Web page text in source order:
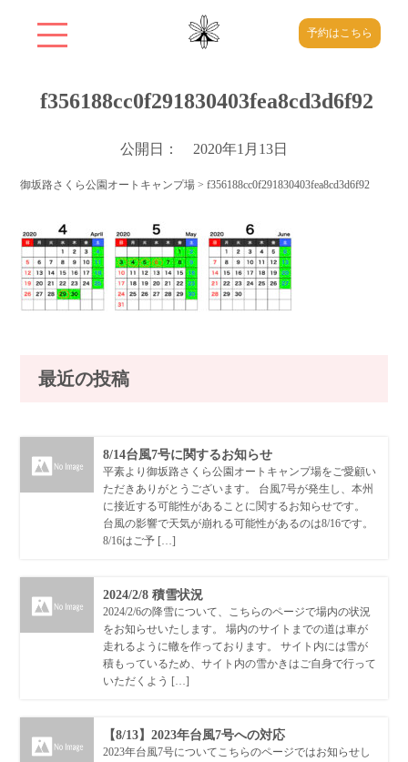
予約はこちら
f356188cc0f291830403fea8cd3d6f92
公開日： 2020年1月13日
御坂路さくら公園オートキャンプ場 >f356188cc0f291830403fea8cd3d6f92
最近の投稿
8/14台風7号に関するお知らせ
平素より御坂路さくら公園オートキャンプ場をご愛顧い
ただきありがとうございます。 台風7号が発生し、本州
に接近する可能性があることに関するお知らせです。
台風の影響で天気が崩れる可能性があるのは8/16です。
8/16はご予 […]
2024/2/8 積雪状況
2024/2/6の降雪について、こちらのページで場内の状況
をお知らせいたします。 場内のサイトまでの道は車が
走れるように轍を作っております。 サイト内には雪が
積もっているため、サイト内の雪かきはご自身で行って
いただくよう […]
【8/13】2023年台風7号への対応
2023年台風7号についてこちらのページではお知らせし